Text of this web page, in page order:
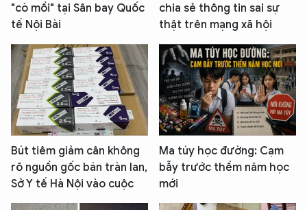
"cò mồi" tại Sân bay Quốc
tế Nội Bài
chia sẻ thông tin sai sự
thật trên mạng xã hội
Bút tiêm giảm cân không
rõ nguồn gốc bán tràn lan,
Sở Y tế Hà Nội vào cuộc
Ma túy học đường: Cạm
bẫy trước thềm năm học
mới